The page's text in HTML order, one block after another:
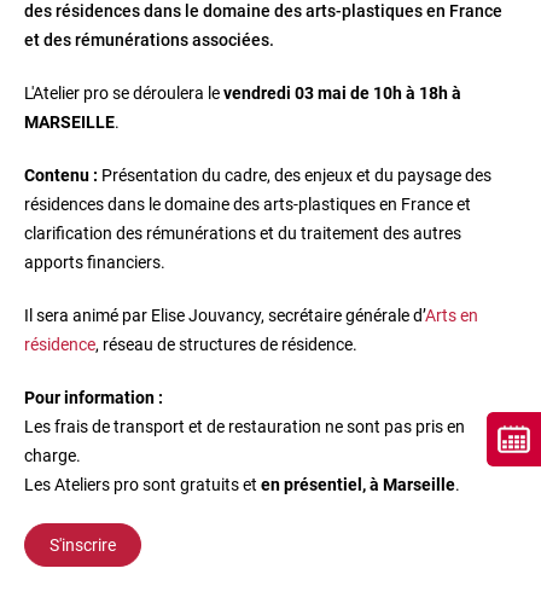
des résidences dans le domaine des arts-plastiques en France
et des rémunérations associées.
L'Atelier pro se déroulera levendredi 03 mai de 10h à 18h à
MARSEILLE.
Contenu : Présentation du cadre, des enjeux et du paysage des
résidences dans le domaine des arts-plastiques en France et
clarification des rémunérations et du traitement des autres
apports financiers.
Il sera animé par Elise Jouvancy, secrétaire générale d’Arts en
résidence, réseau de structures de résidence.
Pour information :
Les frais de transport et de restauration ne sont pas pris en
charge.
Les Ateliers pro sont gratuits et en présentiel, à Marseille.
S'inscrire